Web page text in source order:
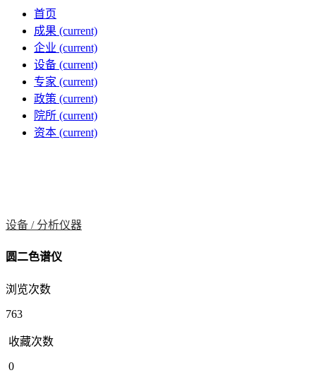
首页
成果 (current)
企业 (current)
设备 (current)
专家 (current)
政策 (current)
院所 (current)
资本 (current)
设备 / 分析仪器
圆二色谱仪
浏览次数
763
收藏次数
0